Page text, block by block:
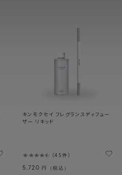
キンモクセイ フレグランスディフュー
ザー リキッド
45件
5,720 円（税込）